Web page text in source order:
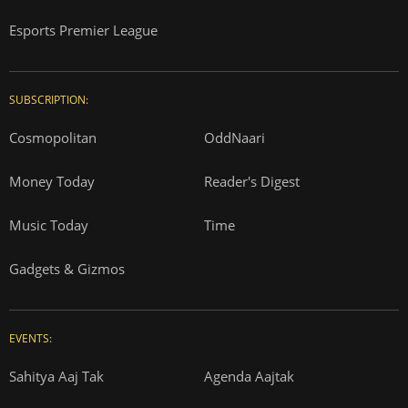
Esports Premier League
SUBSCRIPTION:
Cosmopolitan OddNaari
Money Today Reader's Digest
Music Today Time
Gadgets & Gizmos
EVENTS:
Sahitya Aaj Tak Agenda Aajtak